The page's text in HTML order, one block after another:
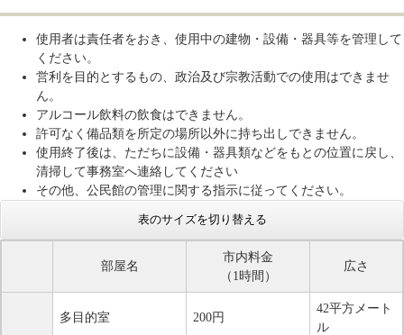
使用者は責任者をおき、使用中の建物・設備・器具等を管理して
ください。
営利を目的とするもの、政治及び宗教活動での使用はできませ
ん。
アルコール飲料の飲食はできません。
許可なく備品類を所定の場所以外に持ち出しできません。
使用終了後は、ただちに設備・器具類などをもとの位置に戻し、
清掃して事務室へ連絡してください
その他、公民館の管理に関する指示に従ってください。
表のサイズを切り替える
部屋名
市内料金
（1時間）
広さ
多目的室 200円
42平方メート
ル